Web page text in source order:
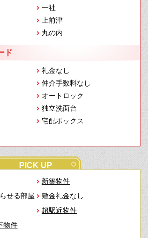
一社
上前津
丸の内
ド
礼金なし
仲介手数料なし
オートロック
独立洗面台
宅配ボックス
PICK UP
新築物件
せる部屋
敷金礼金なし
超駅近物件
物件